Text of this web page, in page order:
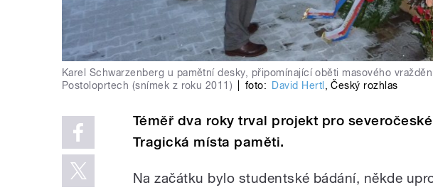
Karel Schwarzenberg u pamětní desky, připomínající oběti masového
Postoloprtech (snímek z roku 2011)
foto: David Hertl ,Český rozhlas
Téměř dva roky trval projekt pro
Tragická místa paměti.
Na začátku bylo studentské bádání, někde